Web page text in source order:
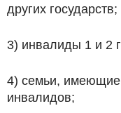
других государств;
3) инвалиды 1 и 2
4) семьи,
инвалидов;